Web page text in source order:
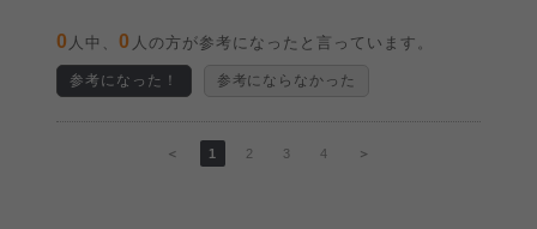
0 人中、0 人の方が参考になったと言っています。
参考になった！ 参考にならなかった
＜ 1 2 3 4 ＞